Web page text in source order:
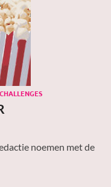
CHALLENGES
noemen met de